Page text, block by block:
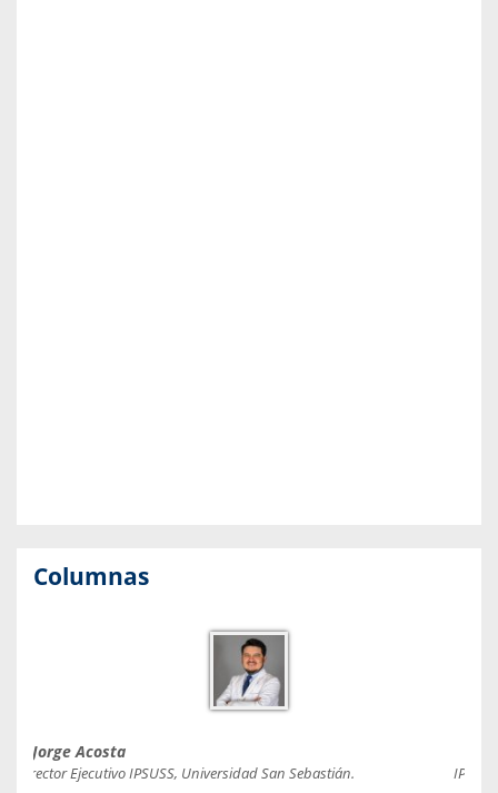
Columnas
Jorge Acosta
Director Ejecutivo IPSUSS, Universidad San Sebastián.